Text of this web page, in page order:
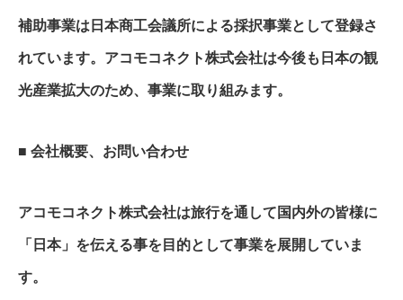
補助事業は日本商工会議所による採択事業として登録さ
れています。アコモコネクト株式会社は今後も日本の観
光産業拡大のため、事業に取り組みます。
■ 会社概要、お問い合わせ
アコモコネクト株式会社は旅行を通して国内外の皆様に
「日本」を伝える事を目的として事業を展開していま
す。